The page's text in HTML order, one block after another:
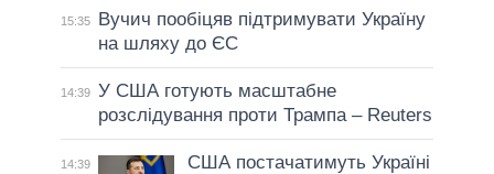
15:35
Вучич пообіцяв підтримувати Україну
на шляху до ЄС
14:39 У США готують масштабне
розслідування проти Трампа – Reuters
14:39
США постачатимуть Україні